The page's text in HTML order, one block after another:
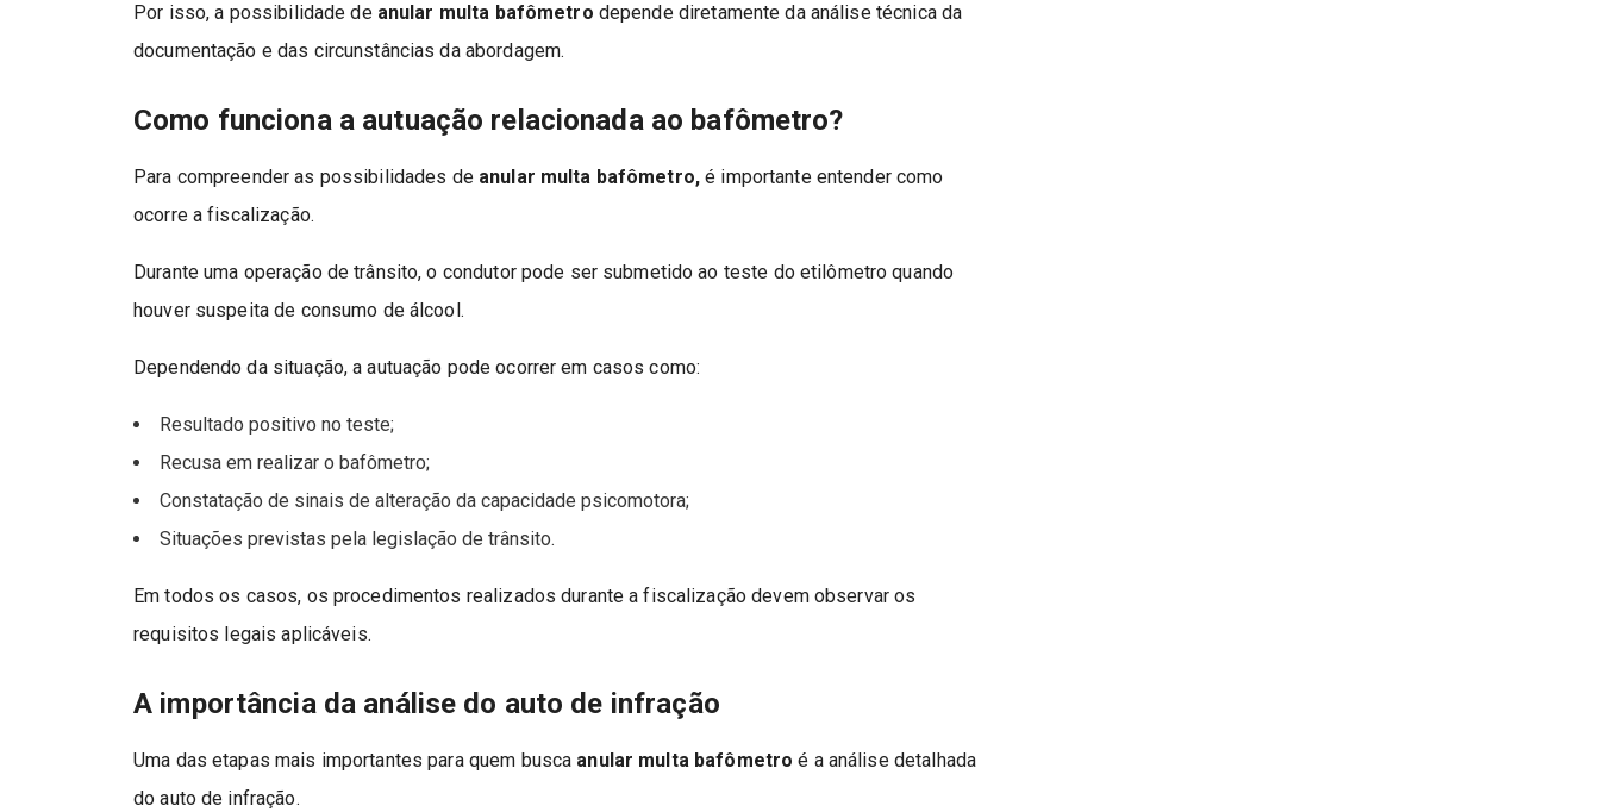
Por isso, a possibilidade de anular multa bafômetro depende diretamente da análise técnica da
documentação e das circunstâncias da abordagem.
Como funciona a autuação relacionada ao bafômetro?
Para compreender as possibilidades de anular multa bafômetro, é importante entender como
ocorre a fiscalização.
Durante uma operação de trânsito, o condutor pode ser submetido ao teste do etilômetro quando
houver suspeita de consumo de álcool.
Dependendo da situação, a autuação pode ocorrer em casos como:
Resultado positivo no teste;
Recusa em realizar o bafômetro;
Constatação de sinais de alteração da capacidade psicomotora;
Situações previstas pela legislação de trânsito.
Em todos os casos, os procedimentos realizados durante a fiscalização devem observar os
requisitos legais aplicáveis.
A importância da análise do auto de infração
Uma das etapas mais importantes para quem busca anular multa bafômetro é a análise detalhada
do auto de infração.